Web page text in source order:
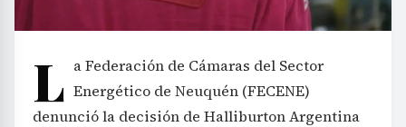
L a Federación de Cámaras del Sector
Energético de Neuquén (FECENE)
denunció la decisión de Halliburton Argentina